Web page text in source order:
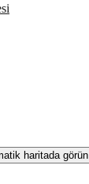
haritada görün